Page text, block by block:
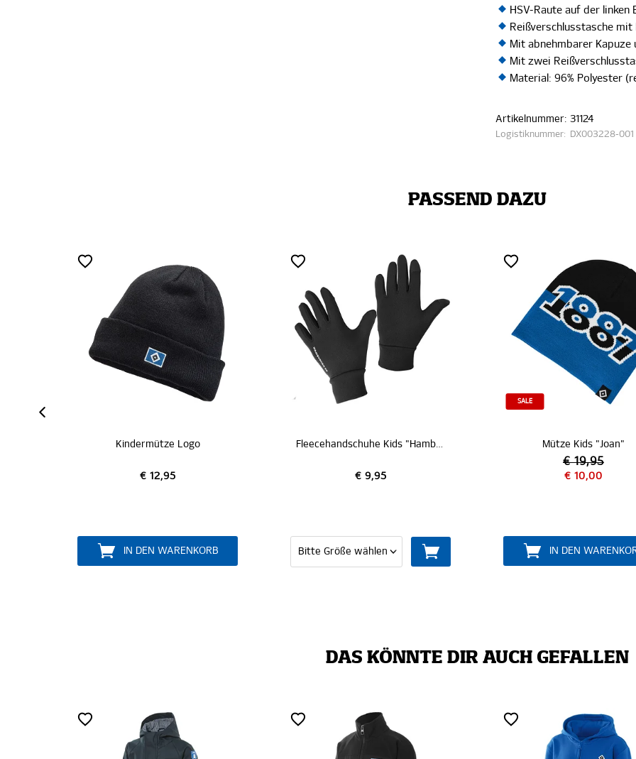
HSV-Raute auf der linken
Reißverschlusstasche
Mit abnehmbarer Kapuze
Mit zwei
Material: 96% Polyester
Artikelnummer: 31124
Logistiknummer: DX003228-001
PASSEND DAZU
IN DEN WARENKORB
Fleecehandschuhe Kids "Hamburger SV"
IN DEN WARENKORB
DAS KÖNNTE DIR AUCH GEFALLEN